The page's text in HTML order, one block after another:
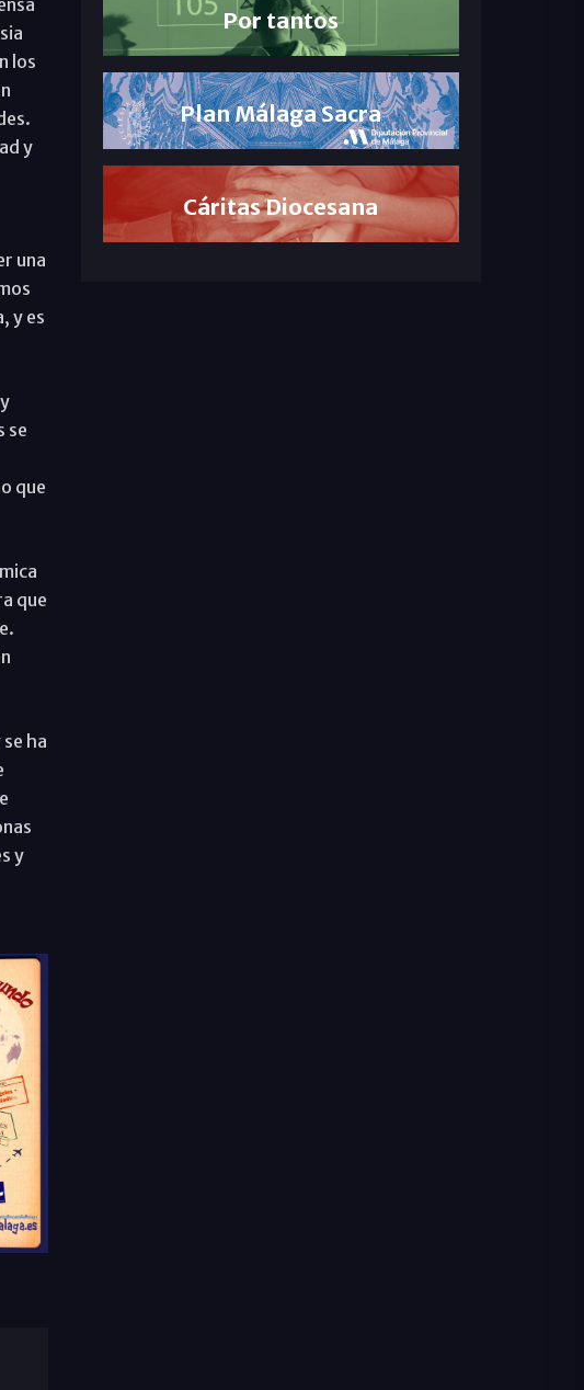
los
y
una
y es
se
que
que
ha
y
Por tantos
Plan Málaga Sacra
Cáritas Diocesana